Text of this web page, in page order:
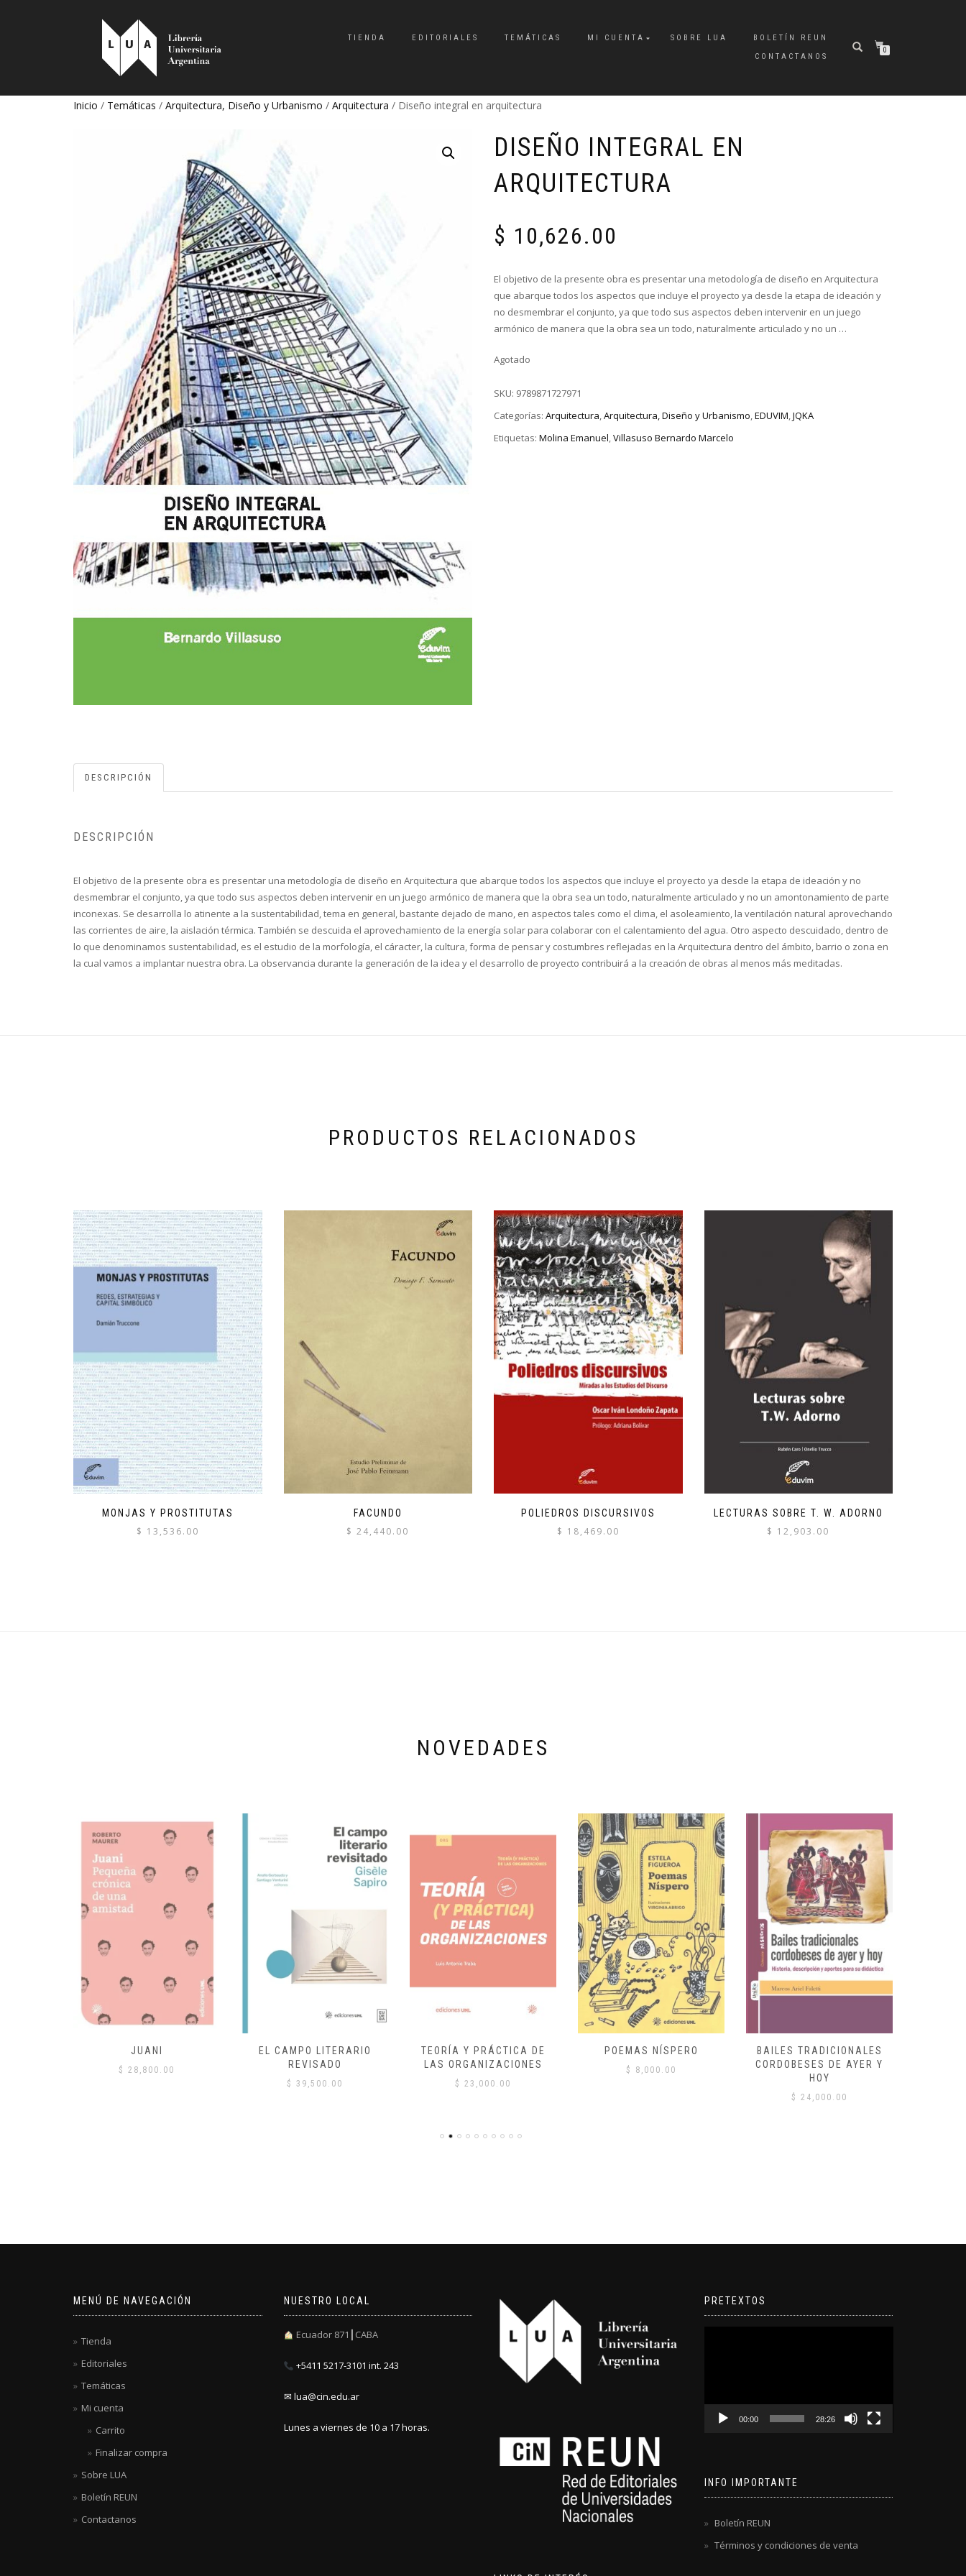
TIENDA EDITORIALES TEMÁTICAS MI CUENTA SOBRE LUA
BOLETÍN REUN
CONTACTANOS
0
Inicio / Temáticas / Arquitectura, Diseño y Urbanismo / Arquitectura / Diseño integral en arquitectura
DISEÑO INTEGRAL EN
ARQUITECTURA
$ 10,626.00
El objetivo de la presente obra es presentar una metodología de diseño en Arquitectura
que abarque todos los aspectos que incluye el proyecto ya desde la etapa de ideación y
no desmembrar el conjunto, ya que todo sus aspectos deben intervenir en un juego
armónico de manera que la obra sea un todo, naturalmente articulado y no un …
Agotado
SKU: 9789871727971
Categorías: Arquitectura,Arquitectura, Diseño y Urbanismo,EDUVIM,JQKA
Etiquetas: Molina Emanuel,Villasuso Bernardo Marcelo
DESCRIPCIÓN
DESCRIPCIÓN
El objetivo de la presente obra es presentar una metodología de diseño en Arquitectura que abarque todos los aspectos que incluye el proyecto ya desde la etapa de ideación y no
desmembrar el conjunto, ya que todo sus aspectos deben intervenir en un juego armónico de manera que la obra sea un todo, naturalmente articulado y no un amontonamiento de parte
inconexas. Se desarrolla lo atinente a la sustentabilidad, tema en general, bastante dejado de mano, en aspectos tales como el clima, el asoleamiento, la ventilación natural aprovechando
las corrientes de aire, la aislación térmica. También se descuida el aprovechamiento de la energía solar para colaborar con el calentamiento del agua. Otro aspecto descuidado, dentro de
lo que denominamos sustentabilidad, es el estudio de la morfología, el cáracter, la cultura, forma de pensar y costumbres reflejadas en la Arquitectura dentro del ámbito, barrio o zona en
la cual vamos a implantar nuestra obra. La observancia durante la generación de la idea y el desarrollo de proyecto contribuirá a la creación de obras al menos más meditadas.
PRODUCTOS RELACIONADOS
MONJAS Y PROSTITUTAS
$ 13,536.00
FACUNDO
$ 24,440.00
POLIEDROS DISCURSIVOS
$ 18,469.00
LECTURAS SOBRE T. W. ADORNO
$ 12,903.00
NOVEDADES
JUANI
$ 28,800.00
EL CAMPO LITERARIO
REVISADO
$ 39,500.00
TEORÍA Y PRÁCTICA DE
LAS ORGANIZACIONES
$ 23,000.00
POEMAS NÍSPERO
$ 8,000.00
BAILES TRADICIONALES
CORDOBESES DE AYER Y
HOY
$ 24,000.00
MENÚ DE NAVEGACIÓN
Tienda
Editoriales
Temáticas
Mi cuenta
Carrito
Finalizar compra
Sobre LUA
Boletín REUN
Contactanos
NUESTRO LOCAL
Ecuador 871┃CABA
+5411 5217-3101 int. 243
✉ lua@cin.edu.ar
Lunes a viernes de 10 a 17 horas.
PRETEXTOS
00:00 28:26
INFO IMPORTANTE
Boletín REUN
Términos y condiciones de venta